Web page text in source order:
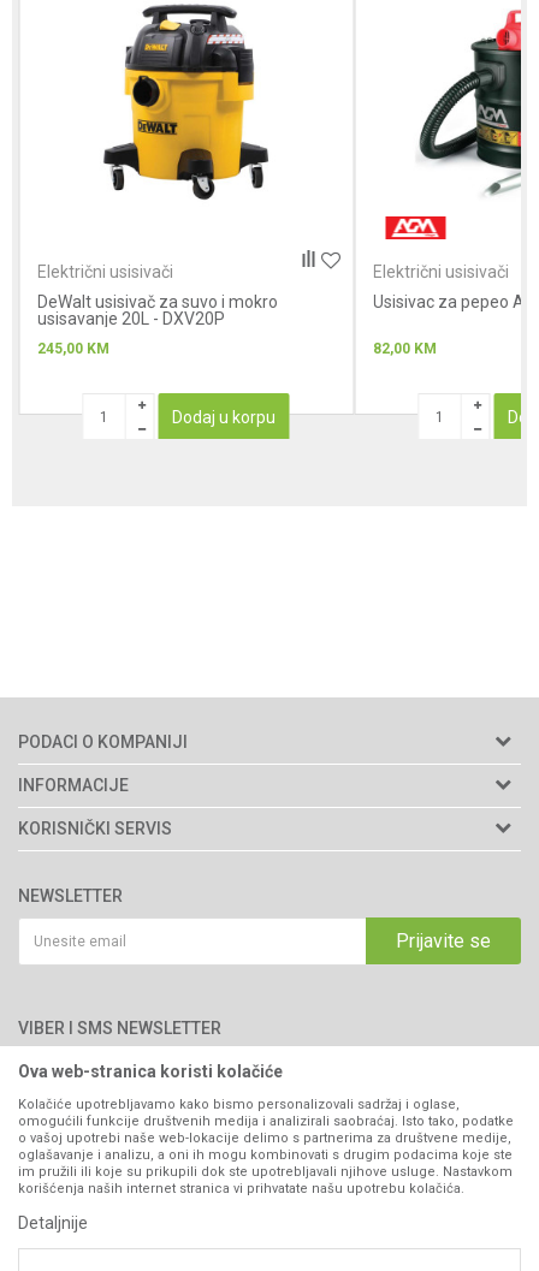
POŠALJI
Električni usisivači
DeWalt usisivač za suvo i mokro
usisavanje 20L - DXV20P
245,00 KM
Dodaj u korpu
Električni usisivači
Usisivac za pepeo
82,00 KM
PODACI O KOMPANIJI
Agromarket d.o.o.
Matični broj: 11003826
76300 Bijeljina
066/44-99-00
INFORMACIJE
O nama
Brendovi
Katalozi
Saradnja
Kontakt
KORISNIČKI SERVIS
Politika privatnosti
Kako kupiti
Isporuka
Pravo na odustajanje
Reklamacije
Povraćaj sredstava
Zamjena artikala
Plaćanje karticama
NEWSLETTER
Prijavite se
VIBER I SMS NEWSLETTER
PRATITE NAS
Ova web-stranica koristi kolačiće
Kolačiće upotrebljavamo kako bismo personalizovali sadržaj i oglase,
omogućili funkcije društvenih medija i analizirali saobraćaj. Isto tako, podatke
o vašoj upotrebi naše web-lokacije delimo s partnerima za društvene medije,
oglašavanje i analizu, a oni ih mogu kombinovati s drugim podacima koje ste
im pružili ili koje su prikupili dok ste upotrebljavali njihove usluge. Nastavkom
korišćenja naših internet stranica vi prihvatate našu upotrebu kolačića.
Detaljnije